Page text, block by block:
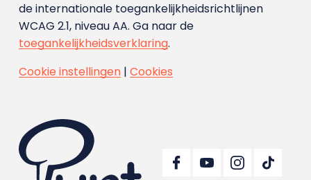
de internationale toegankelijkheidsrichtlijnen
WCAG 2.1, niveau AA. Ga naar de
toegankelijkheidsverklaring.
Cookie instellingen| Cookies